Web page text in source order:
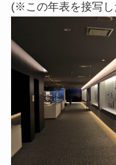
(※この年表を接写し